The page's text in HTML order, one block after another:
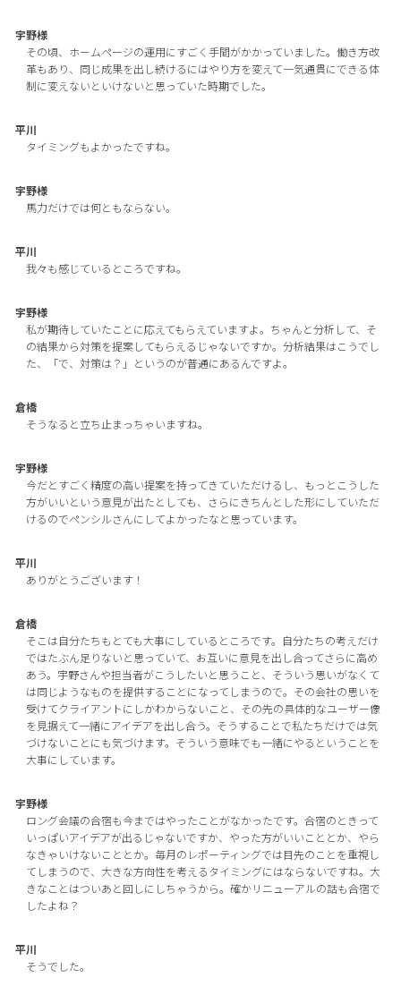
宇野様
その頃、ホームページの運用にすごく手間がかかっていました。働き方改
革もあり、同じ成果を出し続けるにはやり方を変えて一気通貫にできる体
制に変えないといけないと思っていた時期でした。
平川
タイミングもよかったですね。
宇野様
馬力だけでは何ともならない。
平川
我々も感じているところですね。
宇野様
私が期待していたことに応えてもらえていますよ。ちゃんと分析して、そ
の結果から対策を提案してもらえるじゃないですか。分析結果はこうでし
た、「で、対策は？」というのが普通にあるんですよ。
倉橋
そうなると立ち止まっちゃいますね。
宇野様
今だとすごく精度の高い提案を持ってきていただけるし、もっとこうした
方がいいという意見が出たとしても、さらにきちんとした形にしていただ
けるのでペンシルさんにしてよかったなと思っています。
平川
ありがとうございます！
倉橋
そこは自分たちもとても大事にしているところです。自分たちの考えだけ
ではたぶん足りないと思っていて、お互いに意見を出し合ってさらに高め
あう。宇野さんや担当者がこうしたいと思うこと、そういう思いがなくて
は同じようなものを提供することになってしまうので。その会社の思いを
受けてクライアントにしかわからないこと、その先の具体的なユーザー像
を見据えて一緒にアイデアを出し合う。そうすることで私たちだけでは気
づけないことにも気づけます。そういう意味でも一緒にやるということを
大事にしています。
宇野様
ロング会議の合宿も今まではやったことがなかったです。合宿のときって
いっぱいアイデアが出るじゃないですか、やった方がいいこととか、やら
なきゃいけないこととか。毎月のレポーティングでは目先のことを重視し
てしまうので、大きな方向性を考えるタイミングにはならないですね。大
きなことはついあと回しにしちゃうから。確かリニューアルの話も合宿で
したよね？
平川
そうでした。